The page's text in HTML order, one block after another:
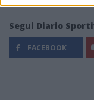
Segui Diario
FACEBOOK